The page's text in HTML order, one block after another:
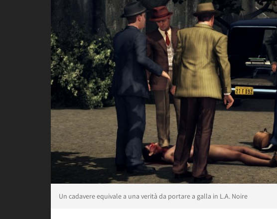
Un cadavere equivale a una verità da portare a galla in L.A. Noire